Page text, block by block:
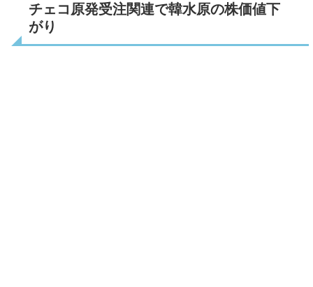
チェコ原発受注関連で韓水原の株価値下
がり